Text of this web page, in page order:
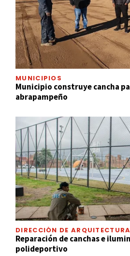
MUNICIPIOS
Municipio construye cancha
abrapampeño
DIRECCIÓN DE ARQUITECTURA
Reparación de canchas e
polideportivo